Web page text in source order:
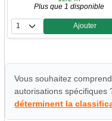
Plus que 1 disponible
Quantité
Ajouter
Vous souhaitez
autorisations
déterminent la